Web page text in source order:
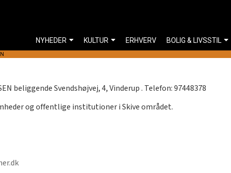
beliggende Svendshøjvej, 4, Vinderup . Telefon: 97448378
og offentlige institutioner i Skive området.
NYHEDER KULTUR ERHVERV BOLIG & LIVSSTIL